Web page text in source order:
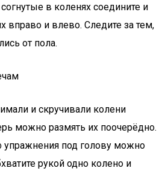
в коленях соедините и
вправо и влево. Следите за тем,
от пола.
и скручивали колени
можно размять их поочерёдно.
упражнения под голову можно
рукой одно колено и